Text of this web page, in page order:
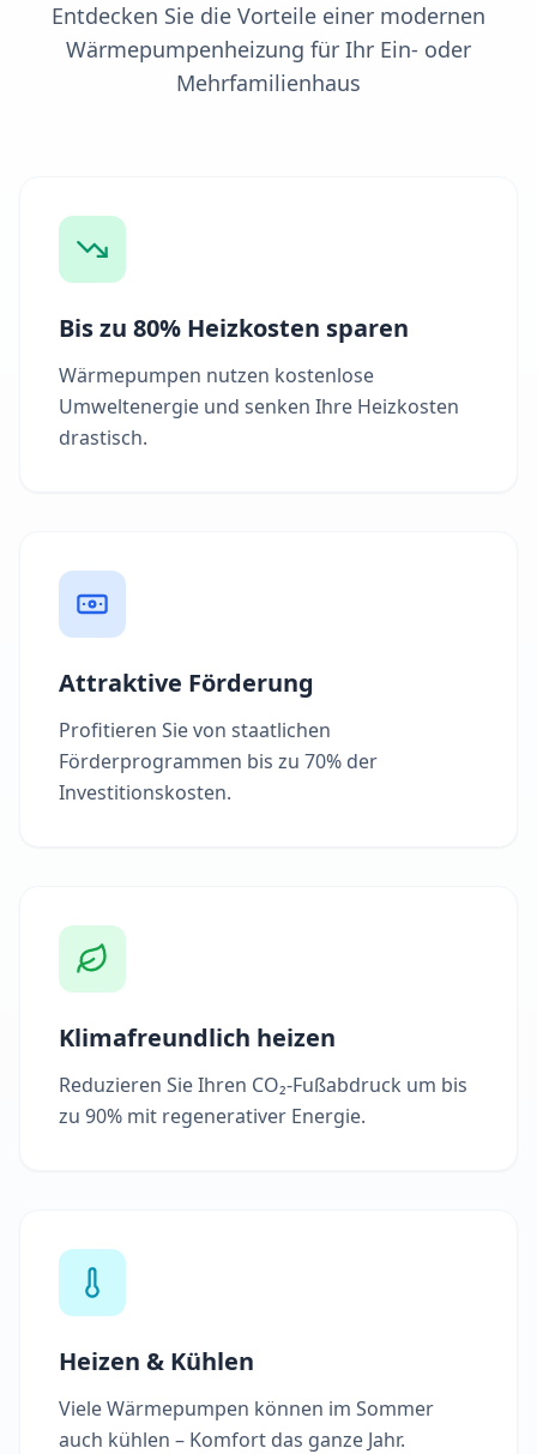
Entdecken Sie die Vorteile einer modernen
Wärmepumpenheizung für Ihr Ein- oder
Mehrfamilienhaus
Bis zu 80% Heizkosten sparen
Wärmepumpen nutzen kostenlose
Umweltenergie und senken Ihre Heizkosten
drastisch.
Attraktive Förderung
Profitieren Sie von staatlichen
Förderprogrammen bis zu 70% der
Investitionskosten.
Klimafreundlich heizen
Reduzieren Sie Ihren CO₂-Fußabdruck um bis
zu 90% mit regenerativer Energie.
Heizen & Kühlen
Viele Wärmepumpen können im Sommer
auch kühlen – Komfort das ganze Jahr.